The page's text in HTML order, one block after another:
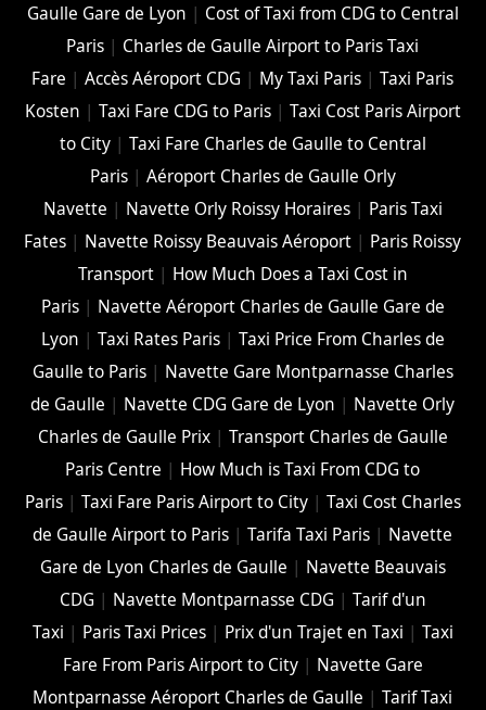
Gaulle Gare de Lyon | Cost of Taxi from CDG to Central
Paris | Charles de Gaulle Airport to Paris Taxi
Fare |Accès Aéroport CDG | My Taxi Paris |Taxi Paris
Kosten | Taxi Fare CDG to Paris| Taxi Cost Paris Airport
to City| Taxi Fare Charles de Gaulle to Central
Paris| Aéroport Charles de Gaulle Orly
Navette | Navette Orly Roissy Horaires| Paris Taxi
Fates | Navette Roissy Beauvais Aéroport | Paris Roissy
Transport| How Much Does a Taxi Cost in
Paris| Navette Aéroport Charles de Gaulle Gare de
Lyon | Taxi Rates Paris| Taxi Price From Charles de
Gaulle to Paris| Navette Gare Montparnasse Charles
de Gaulle | Navette CDG Gare de Lyon | Navette Orly
Charles de Gaulle Prix| Transport Charles de Gaulle
Paris Centre | How Much is Taxi From CDG to
Paris| Taxi Fare Paris Airport to City| Taxi Cost Charles
de Gaulle Airport to Paris |Tarifa Taxi Paris | Navette
Gare de Lyon Charles de Gaulle | Navette Beauvais
CDG | Navette Montparnasse CDG | Tarif d'un
Taxi | Paris Taxi Prices| Prix d'un Trajet en Taxi | Taxi
Fare From Paris Airport to City| Navette Gare
Montparnasse Aéroport Charles de Gaulle |Tarif Taxi